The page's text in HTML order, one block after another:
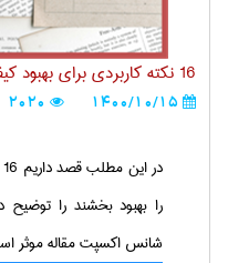
16 نکته کاربردی برای بهبود کیفیت مقاله
1400/10/15
2020
را بهبود بخشند را
شانس اکسپت مقاله موثر